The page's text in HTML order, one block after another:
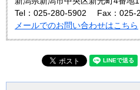
Tel：025-280-5902
Fax：025-
メールでのお問い合わせはこちら